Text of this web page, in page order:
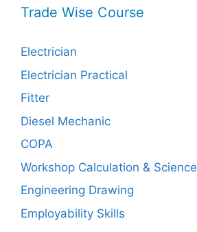
Trade Wise Course
Electrician
Electrician Practical
Fitter
Diesel Mechanic
COPA
Workshop Calculation & Science
Engineering Drawing
Employability Skills